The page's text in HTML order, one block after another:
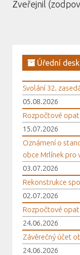
Zveřejnil
Úřední
Svolání 32.
05.08.2026
Rozpočtové
15.07.2026
Oznámení o
obce Mrlínek pro
03.07.2026
Rekonstrukce
02.07.2026
Rozpočtové
24.06.2026
Závěrečný účet
24.06.2026